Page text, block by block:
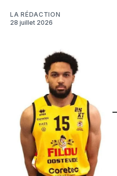
LA RÉDACTION
28 juillet 2026